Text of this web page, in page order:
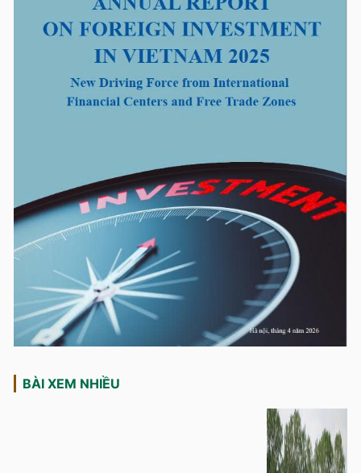
BÀI XEM NHIỀU